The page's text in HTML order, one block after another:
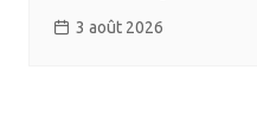
3 août 2026